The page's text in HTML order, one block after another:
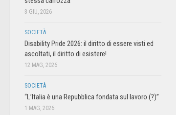
3 GIU, 2026
SOCIETÀ
Disability Pride 2026: il diritto di essere visti ed
ascoltati, il diritto di esistere!
12 MAG, 2026
SOCIETÀ
“L’Italia è una Repubblica fondata sul lavoro (?)”
1 MAG, 2026